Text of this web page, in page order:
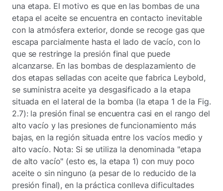
una etapa. El motivo es que en las bombas de una
etapa el aceite se encuentra en contacto inevitable
con la atmósfera exterior, donde se recoge gas que
escapa parcialmente hasta el lado de vacío, con lo
que se restringe la presión final que puede
alcanzarse. En las bombas de desplazamiento de
dos etapas selladas con aceite que fabrica Leybold,
se suministra aceite ya desgasificado a la etapa
situada en el lateral de la bomba (la etapa 1 de la Fig.
2.7): la presión final se encuentra casi en el rango del
alto vacío y las presiones de funcionamiento más
bajas, en la región situada entre los vacíos medio y
alto vacío. Nota: Si se utiliza la denominada "etapa
de alto vacío" (esto es, la etapa 1) con muy poco
aceite o sin ninguno (a pesar de lo reducido de la
presión final), en la práctica conlleva dificultades